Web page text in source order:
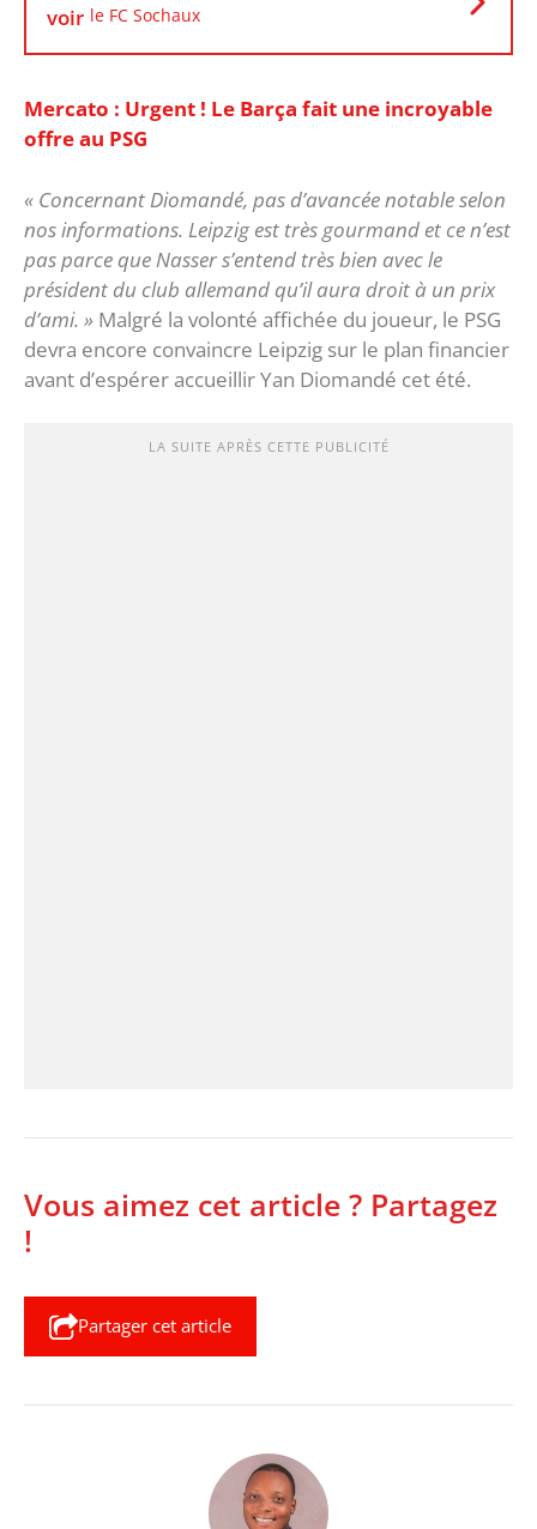
voir le FC Sochaux
Mercato : Urgent ! Le Barça fait une incroyable
offre au PSG
« Concernant Diomandé, pas d’avancée notable selon
nos informations. Leipzig est très gourmand et ce n’est
pas parce que Nasser s’entend très bien avec le
président du club allemand qu’il aura droit à un prix
d’ami. » Malgré la volonté affichée du joueur, le PSG
devra encore convaincre Leipzig sur le plan financier
avant d’espérer accueillir Yan Diomandé cet été.
LA SUITE APRÈS CETTE PUBLICITÉ
Vous aimez cet article ? Partagez
!
Partager cet article